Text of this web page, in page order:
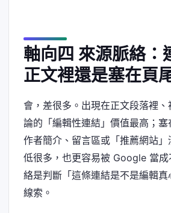
軸向四 來源脈絡：
正文裡還是塞在頁
會，差很多。出現在正文段落裡
論的「編輯性連結」價值最高；塞
作者簡介、留言區或「推薦網站
低很多，也更容易被 Google 當成
絡是判斷「這條連結是不是編輯
線索。